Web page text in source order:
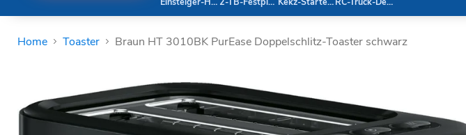
Home Toaster Braun HT 3010BK PurEase Doppelschlitz-Toaster schwarz